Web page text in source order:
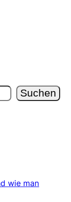
Suchen
wie man